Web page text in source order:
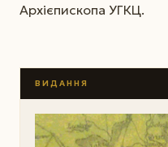
Архієпископа УГКЦ.
ВИДАННЯ